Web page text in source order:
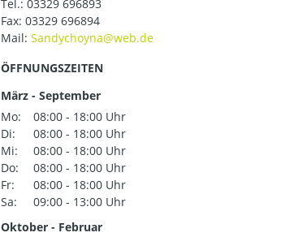
Tel.: 03329 696893
Fax: 03329 696894
Mail:
ÖFFNUNGSZEITEN
März - September
Mo:
08:00 - 18:00 Uhr
Di:
08:00 - 18:00 Uhr
Mi:
08:00 - 18:00 Uhr
Do:
08:00 - 18:00 Uhr
Fr:
08:00 - 18:00 Uhr
Sa:
09:00 - 13:00 Uhr
Oktober - Februar